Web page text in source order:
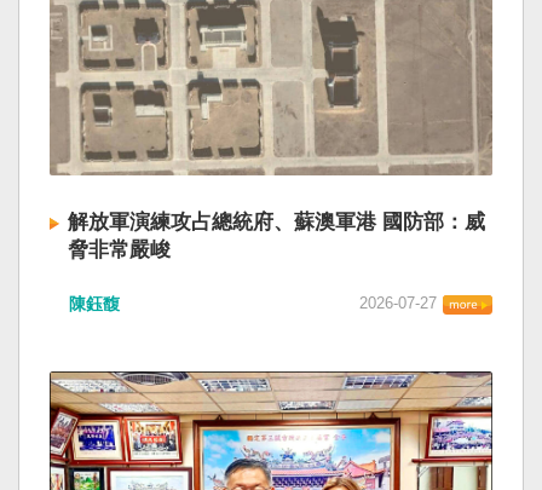
解放軍演練攻占總統府、蘇澳軍港 國防部：威
脅非常嚴峻
陳鈺馥 2026-07-27